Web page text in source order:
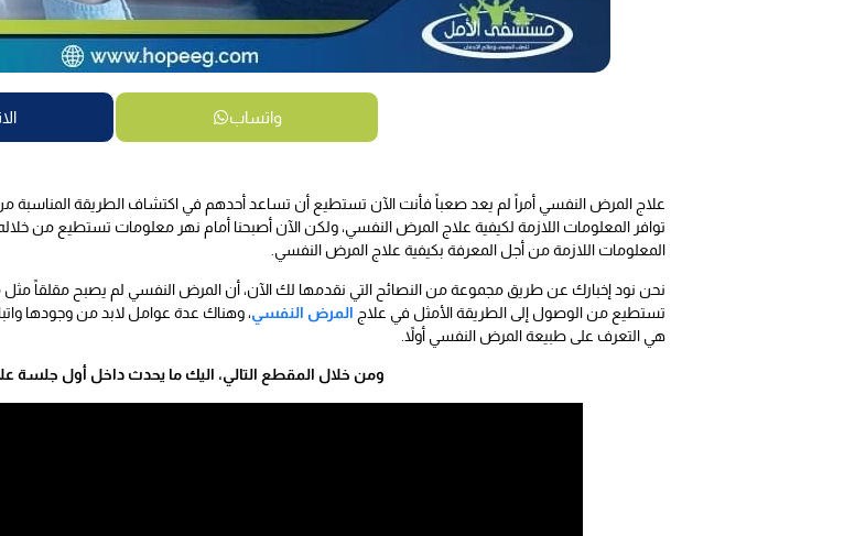
واتساب
علاج المرض النفسي أمراً لم يعد صعباً فأنت الآن تستطيع أن تساعد أحدهم في اكتشاف الطريقة المناسبة
توافر المعلومات اللازمة لكيفية علاج المرض النفسي، ولكن الآن أصبحنا أمام نهر معلومات تستطيع من
المعلومات اللازمة من أجل المعرفة بكيفية علاج المرض النفسي.
نحن نود إخبارك عن طريق مجموعة من النصائح التي نقدمها لك الآن، أن المرض النفسي لم يصبح مقلقاً مثل
تستطيع من الوصول إلى الطريقة الأمثل في علاج المرض النفسي، وهناك عدة عوامل لابد من وجودها
هي التعرف على طبيعة المرض النفسي أولاً.
ومن خلال المقطع التالي، اليك ما يحدث داخل أول جلسة